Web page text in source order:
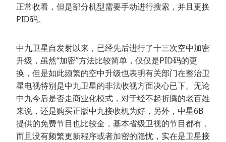
正常收看，但是部分机型需要手动进行搜索，并且更换
PID码。
中九卫星自发射以来，已经先后进行了十三次空中加密
升级，虽然“加密”方法比较简单，仅仅是PID码的更
换，但是如此频繁的空中升级也表明有关部门在整治卫
星电视特别是中九卫星的非法收视方面决心已下。无论
中九今后是否走商业化模式，对于经不起折腾的老百姓
来说，还是购买正版中九接收机为好，另外，中星6B
提供的免费节目也比较全，基本省级卫视的节目都有，
而且没有频繁更新程序或者加密的隐忧，实在是卫星接